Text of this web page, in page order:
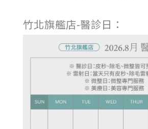
竹北旗艦店-醫診日：